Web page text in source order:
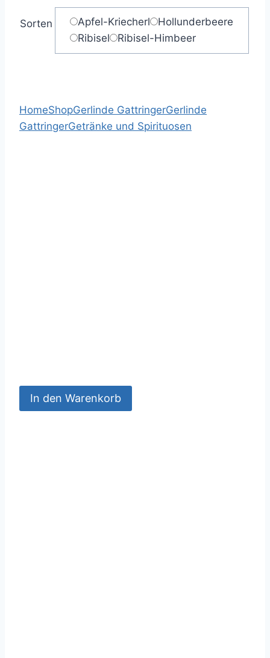
Sorten Apfel-Kriecherl
Hollunderbeere
Ribisel
Ribisel-Himbeer
HomeShopGerlinde GattringerGerlinde
GattringerGetränke und Spirituosen
In den Warenkorb